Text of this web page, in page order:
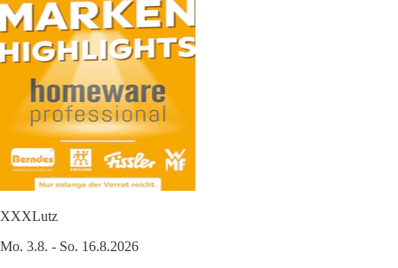
XXXLutz
Mo. 3.8. - So. 16.8.2026